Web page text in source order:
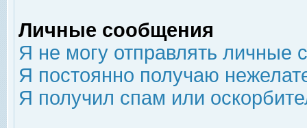
Личные сообщения
Я не могу отправлять личные
Я постоянно получаю
Я получил спам или